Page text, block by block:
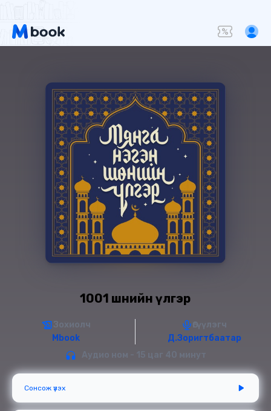
1001 шөнийн үлгэр
Зохиолч
Mbook
Өгүүлэгч
Д.Зоригтбаатар
Аудио ном - 15 цаг 40 минут
Сонсож үзэх